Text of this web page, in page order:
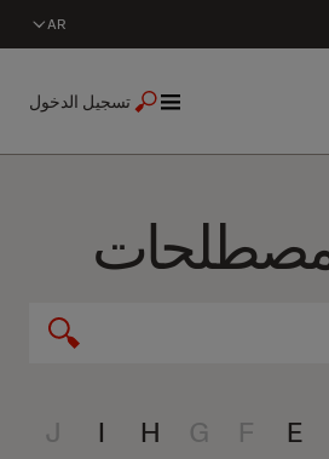
AR
تسجيل الدخول
E
F
G
H
I
J